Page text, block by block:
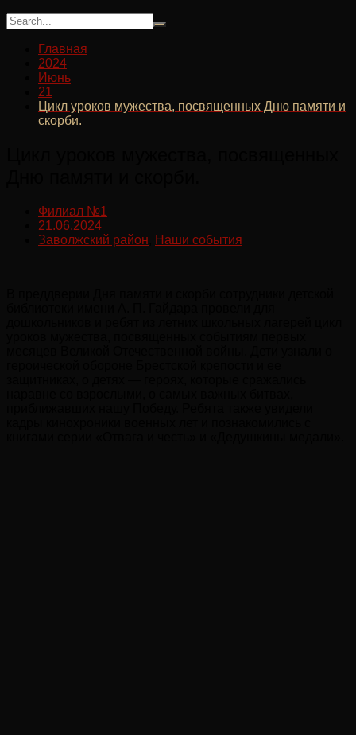
Главная
2024
Июнь
21
Цикл уроков мужества, посвященных Дню памяти и
скорби.
Филиал №1
21.06.2024
Заволжский район
Наши события